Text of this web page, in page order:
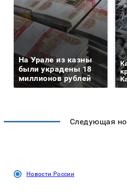
На Урале из казны
были украдены 18
миллионов рублей
Следующая
Новости России